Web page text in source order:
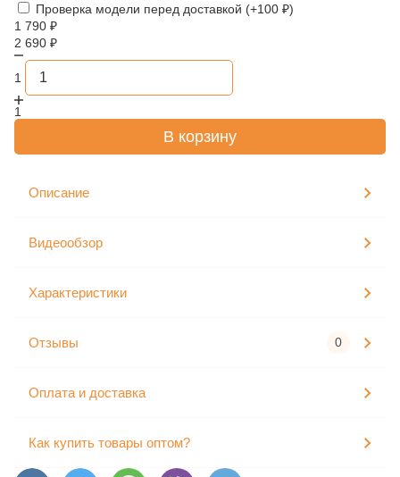
Проверка модели перед доставкой (+100 ₽)
1 790 ₽
2 690 ₽
1
1
В корзину
Описание
Видеообзор
Характеристики
Отзывы 0
Оплата и доставка
Как купить товары оптом?